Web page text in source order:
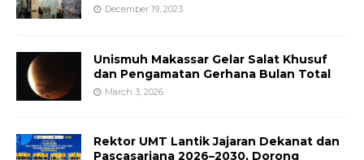
December 19, 2023
Unismuh Makassar Gelar Salat Khusuf
dan Pengamatan Gerhana Bulan Total
March 3, 2026
Rektor UMT Lantik Jajaran Dekanat dan
Pascasarjana 2026–2030, Dorong